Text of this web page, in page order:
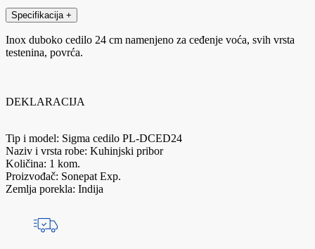
Specifikacija +
Inox duboko cedilo 24 cm namenjeno za ceđenje voća, svih vrsta
testenina, povrća.
DEKLARACIJA
Tip i model: Sigma cedilo PL-DCED24
Naziv i vrsta robe: Kuhinjski pribor
Količina: 1 kom.
Proizvođač: Sonepat Exp.
Zemlja porekla: Indija